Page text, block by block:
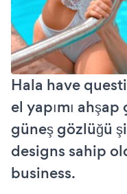
Hala have
el yapımı
güneş gözlüğü
designs sahip
business.